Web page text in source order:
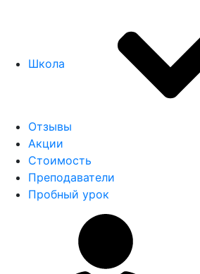
Школа
Отзывы
Акции
Стоимость
Преподаватели
Пробный урок